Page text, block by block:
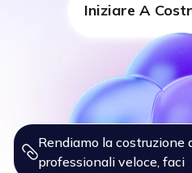
Iniziare A
Rendiamo la costruzione